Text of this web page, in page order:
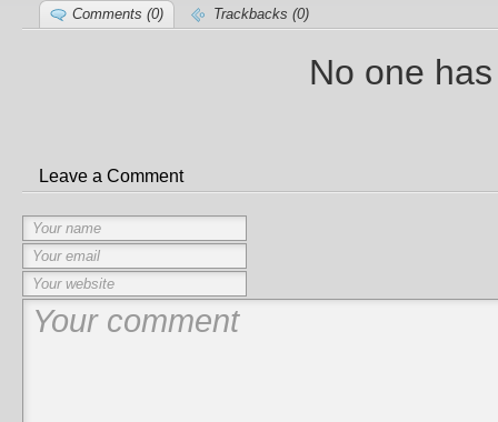
Comments (0) Trackbacks (0)
No one
Leave a Comment